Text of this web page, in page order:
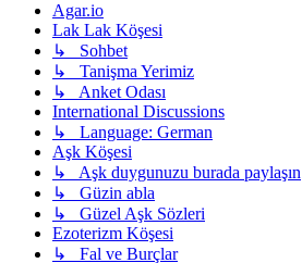
Agar.io
Lak Lak Köşesi
↳ Sohbet
↳ Tanişma Yerimiz
↳ Anket Odası
International Discussions
↳ Language: German
Aşk Köşesi
↳ Aşk duygunuzu burada paylaşın
↳ Güzin abla
↳ Güzel Aşk Sözleri
Ezoterizm Köşesi
↳ Fal ve Burçlar